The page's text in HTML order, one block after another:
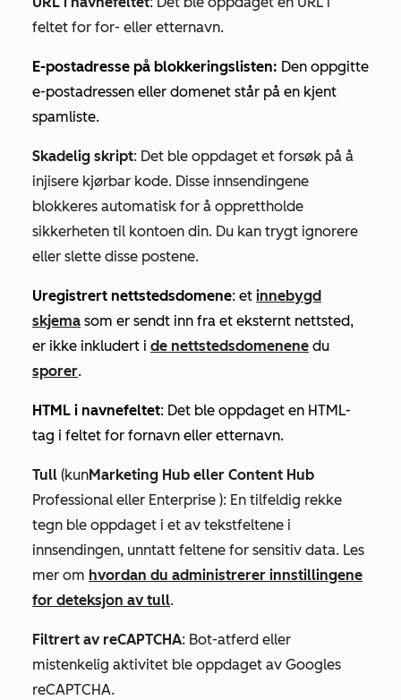
feltet for for- eller etternavn.
E-postadresse på blokkeringslisten: Den oppgitte
e-postadressen eller domenet står på en kjent
spamliste.
Skadelig skript: Det ble oppdaget et forsøk på å
injisere kjørbar kode. Disse innsendingene
blokkeres automatisk for å opprettholde
sikkerheten til kontoen din. Du kan trygt ignorere
eller slette disse postene.
Uregistrert nettstedsdomene: et innebygd
skjema som er sendt inn fra et eksternt nettsted,
er ikke inkludert i de nettstedsdomenene du
sporer.
HTML i navnefeltet: Det ble oppdaget en HTML-
tag i feltet for fornavn eller etternavn.
Tull (kunMarketing Hub eller Content Hub
Professional eller Enterprise ): En tilfeldig rekke
tegn ble oppdaget i et av tekstfeltene i
innsendingen, unntatt feltene for sensitiv data. Les
mer om hvordan du administrerer innstillingene
for deteksjon av tull.
Filtrert av reCAPTCHA: Bot-atferd eller
mistenkelig aktivitet ble oppdaget av Googles
reCAPTCHA.